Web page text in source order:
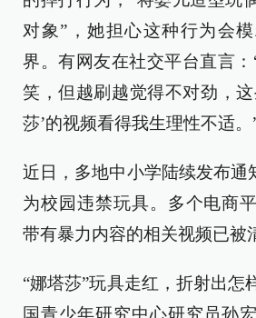
对象”，她担心这种行为会
界。有网友在社交平台直言
笑，但越刷越觉得不对劲，
莎’的视频看得我生理性不适。
近日，多地中小学陆续发布通
为校园违禁玩具。多个电商
带有暴力内容的相关视频已被
“娜塔莎”玩具走红，折射出怎
国青少年研究中心研究员孙